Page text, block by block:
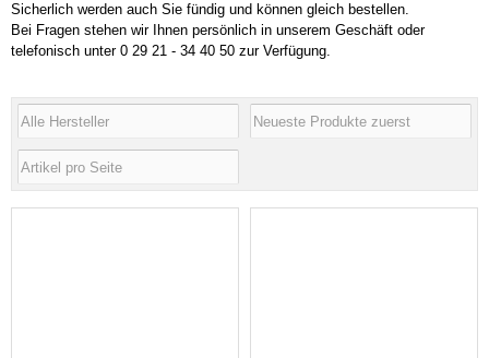
Sicherlich werden auch Sie fündig und können gleich bestellen.
Bei Fragen stehen wir Ihnen persönlich in unserem Geschäft oder
telefonisch unter 0 29 21 - 34 40 50 zur Verfügung.